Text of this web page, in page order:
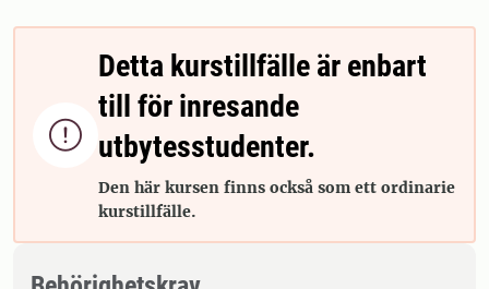

Detta kurstillfälle är enbart
till för inresande
utbytesstudenter.
Den här kursen finns också som ett ordinarie
kurstillfälle.